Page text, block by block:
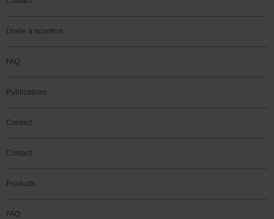
Únete a nosotros
FAQ
Publications
Contact
Contact
Products
FAQ